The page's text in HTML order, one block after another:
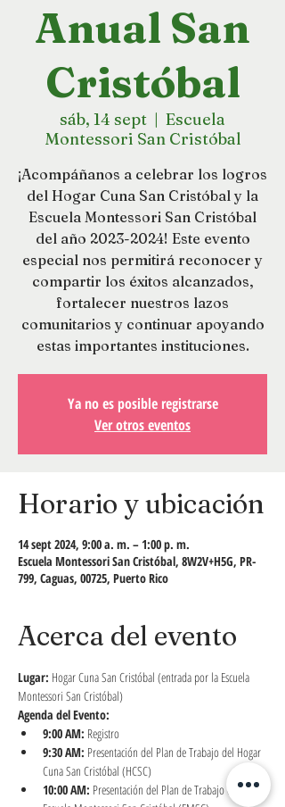
Anual San
Cristóbal
sáb, 14 sept
  |
Escuela
Montessori San Cristóbal
¡Acompáñanos a celebrar los logros
del Hogar Cuna San Cristóbal y la
Escuela Montessori San Cristóbal
del año 2023-2024! Este evento
especial nos permitirá reconocer y
compartir los éxitos alcanzados,
fortalecer nuestros lazos
comunitarios y continuar apoyando
estas importantes instituciones.
Ya no es posible registrarse
Ver otros eventos
Horario y ubicación
14 sept 2024, 9:00 a. m. – 1:00 p. m.
Escuela Montessori San Cristóbal, 8W2V+H5G, PR-
799, Caguas, 00725, Puerto Rico
Acerca del evento
Lugar: Hogar Cuna San Cristóbal (entrada por la Escuela
Montessori San Cristóbal)
Agenda del Evento:
9:00 AM: Registro
9:30 AM: Presentación del Plan de Trabajo del Hogar
Cuna San Cristóbal (HCSC)
10:00 AM: Presentación del Plan de Trabajo de la